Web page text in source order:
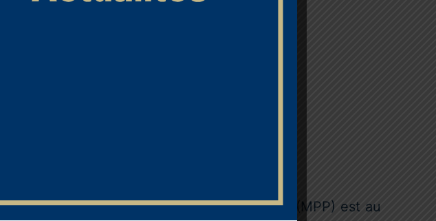
en confiance et en sécurité.
jésuites :
la dignité de chaque personne.
la Méthode de Préoccupation Partagée (MPP) est au